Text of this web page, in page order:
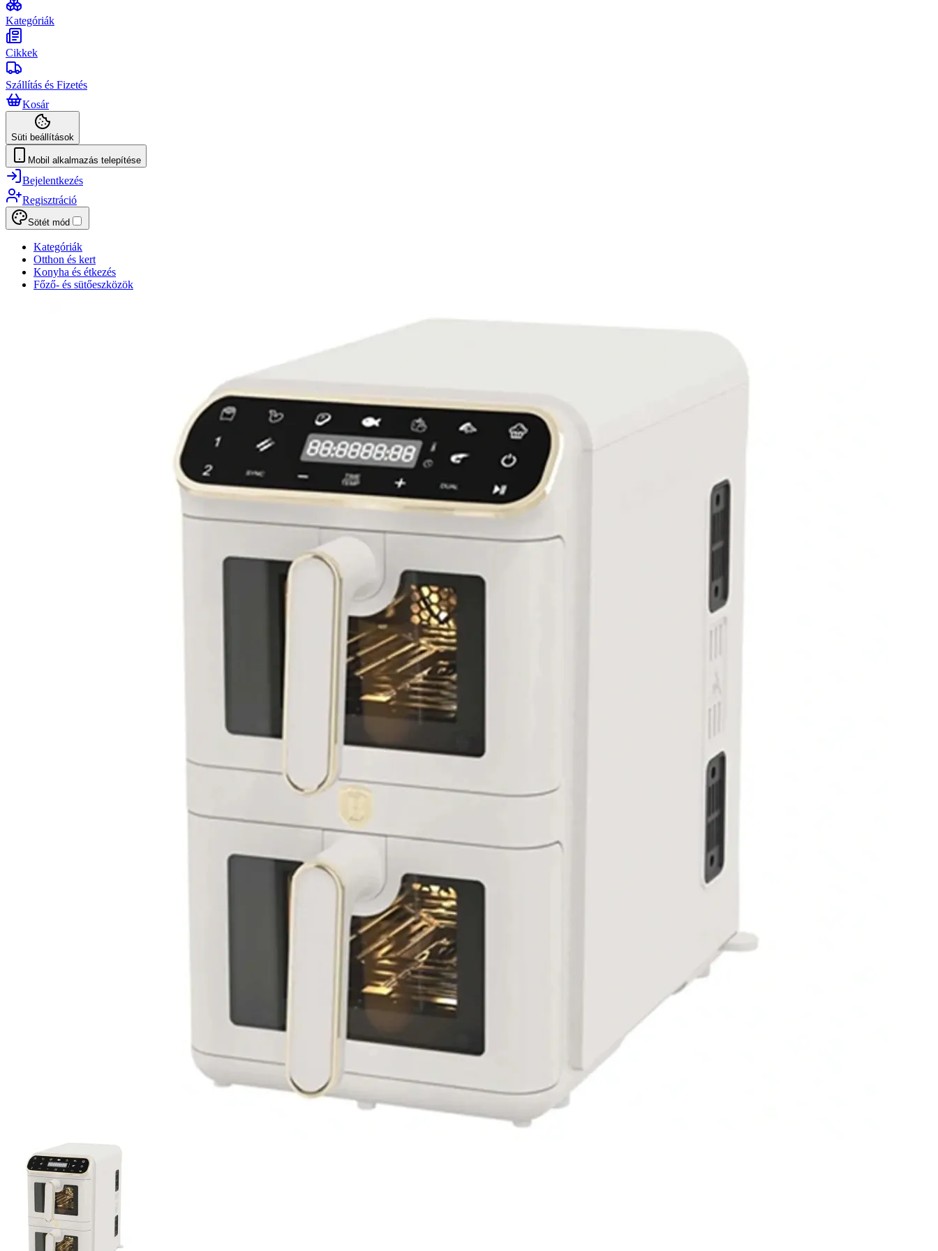
Kategóriák
Cikkek
Szállítás és Fizetés
Kosár
Süti beállítások
Mobil alkalmazás telepítése
Bejelentkezés
Regisztráció
Sötét mód
Kategóriák
Otthon és kert
Konyha és étkezés
Főző- és sütőeszközök